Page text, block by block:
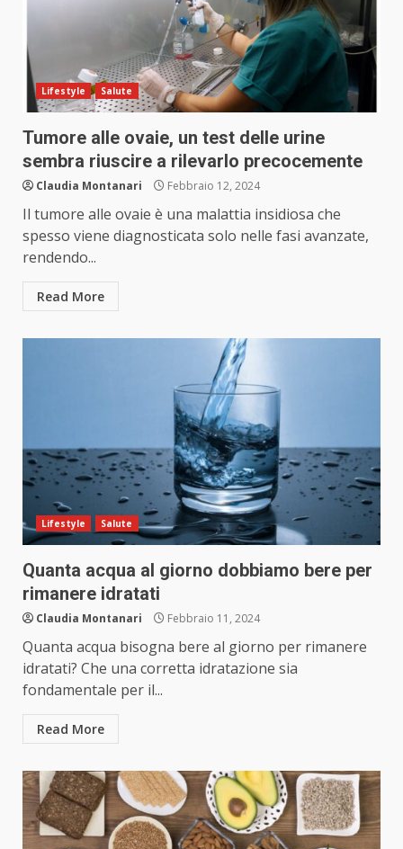
Lifestyle Salute
Tumore alle ovaie, un test delle urine
sembra riuscire a rilevarlo precocemente
Claudia Montanari Febbraio 12, 2024
Il tumore alle ovaie è una malattia insidiosa che
spesso viene diagnosticata solo nelle fasi avanzate,
rendendo...
Read More
Lifestyle Salute
Quanta acqua al giorno dobbiamo bere per
rimanere idratati
Claudia Montanari Febbraio 11, 2024
Quanta acqua bisogna bere al giorno per rimanere
idratati? Che una corretta idratazione sia
fondamentale per il...
Read More